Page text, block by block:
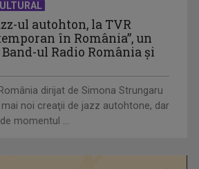
ul autohton, la TVR
în România”, un
ul Radio România şi
dirijat de Simona Strungaru
noi creaţii de jazz autohtone, dar
momentul ...